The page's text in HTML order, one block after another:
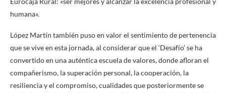
humana».
López Martín también puso en valor el sentimiento de pertenencia
que se vive en esta jornada, al considerar que el ‘Desafío’ se ha
convertido en una auténtica escuela de valores, donde afloran el
compañerismo, la superación personal, la cooperación, la
resiliencia y el compromiso, cualidades que posteriormente se